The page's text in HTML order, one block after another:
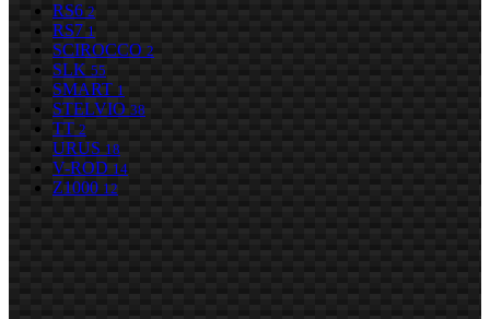
RS6 2
RS7 1
SCIROCCO 2
SLK 55
SMART 1
STELVIO 38
TT 2
URUS 18
V-ROD 14
Z1000 12